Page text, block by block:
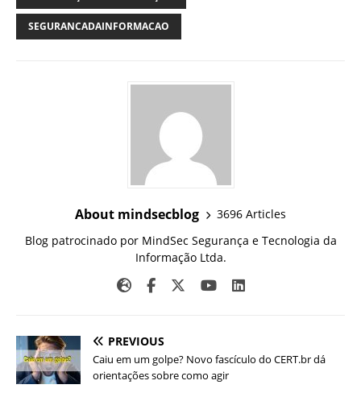
SEGURANCADAINFORMACAO
About mindsecblog
3696 Articles
Blog patrocinado por MindSec Segurança e Tecnologia da
Informação Ltda.
PREVIOUS
Caiu em um golpe? Novo fascículo do CERT.br dá
orientações sobre como agir